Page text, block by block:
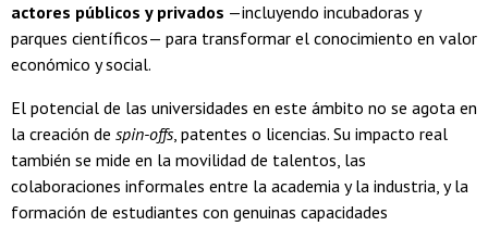
actores públicos y privados —incluyendo incubadoras y
parques científicos— para transformar el conocimiento en valor
económico y social.
El potencial de las universidades en este ámbito no se agota en
la creación de spin-offs, patentes o licencias. Su impacto real
también se mide en la movilidad de talentos, las
colaboraciones informales entre la academia y la industria, y la
formación de estudiantes con genuinas capacidades